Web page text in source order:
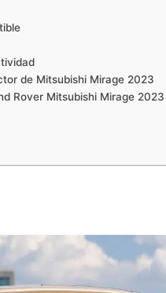
de Mitsubishi Mirage 2023
Rover Mitsubishi Mirage 2023